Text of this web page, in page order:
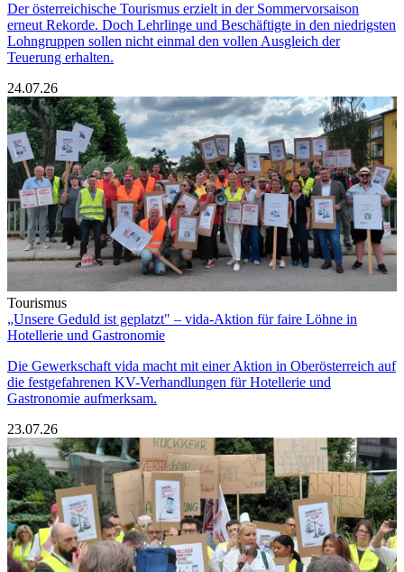
Der österreichische Tourismus erzielt in der Sommervorsaison
erneut Rekorde. Doch Lehrlinge und Beschäftigte in den niedrigsten
Lohngruppen sollen nicht einmal den vollen Ausgleich der
Teuerung erhalten.
24.07.26
Tourismus
„Unsere Geduld ist geplatzt" – vida-Aktion für faire Löhne in
Hotellerie und Gastronomie
Die Gewerkschaft vida macht mit einer Aktion in Oberösterreich auf
die festgefahrenen KV-Verhandlungen für Hotellerie und
Gastronomie aufmerksam.
23.07.26